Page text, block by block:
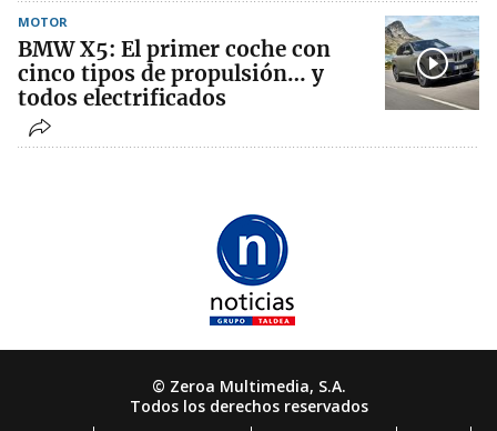
MOTOR
BMW X5: El primer coche con
cinco tipos de propulsión… y
todos electrificados
© Zeroa Multimedia, S.A.
Todos los derechos reservados